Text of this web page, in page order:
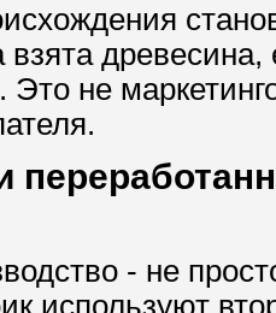
взята
Это не
- не
используют